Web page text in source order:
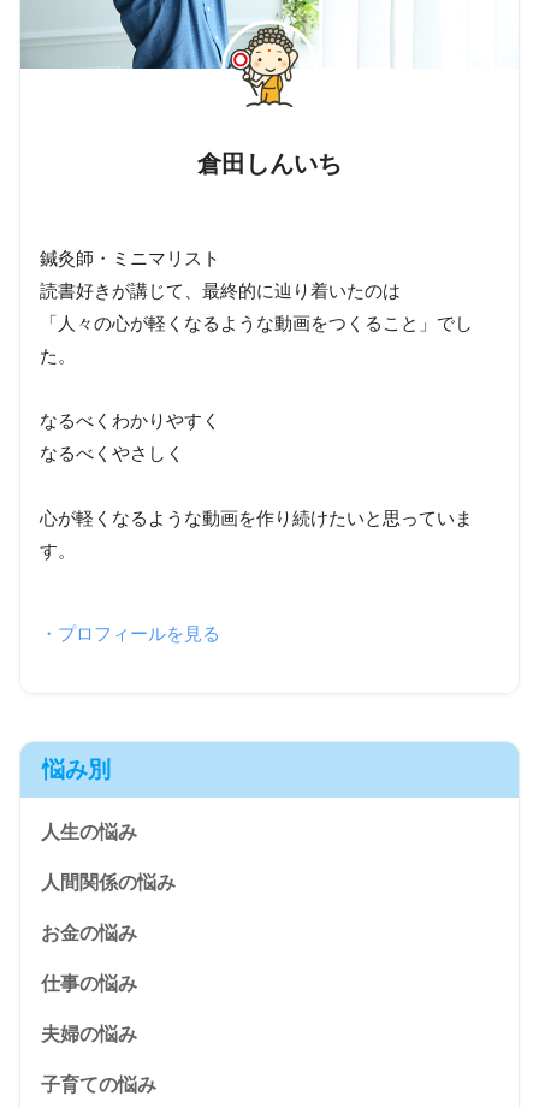
倉田しんいち
鍼灸師・ミニマリスト
読書好きが講じて、最終的に辿り着いたのは
「人々の心が軽くなるような動画をつくること」でし
た。
なるべくわかりやすく
なるべくやさしく
心が軽くなるような動画を作り続けたいと思っていま
す。
・プロフィールを見る
悩み別
人生の悩み
人間関係の悩み
お金の悩み
仕事の悩み
夫婦の悩み
子育ての悩み